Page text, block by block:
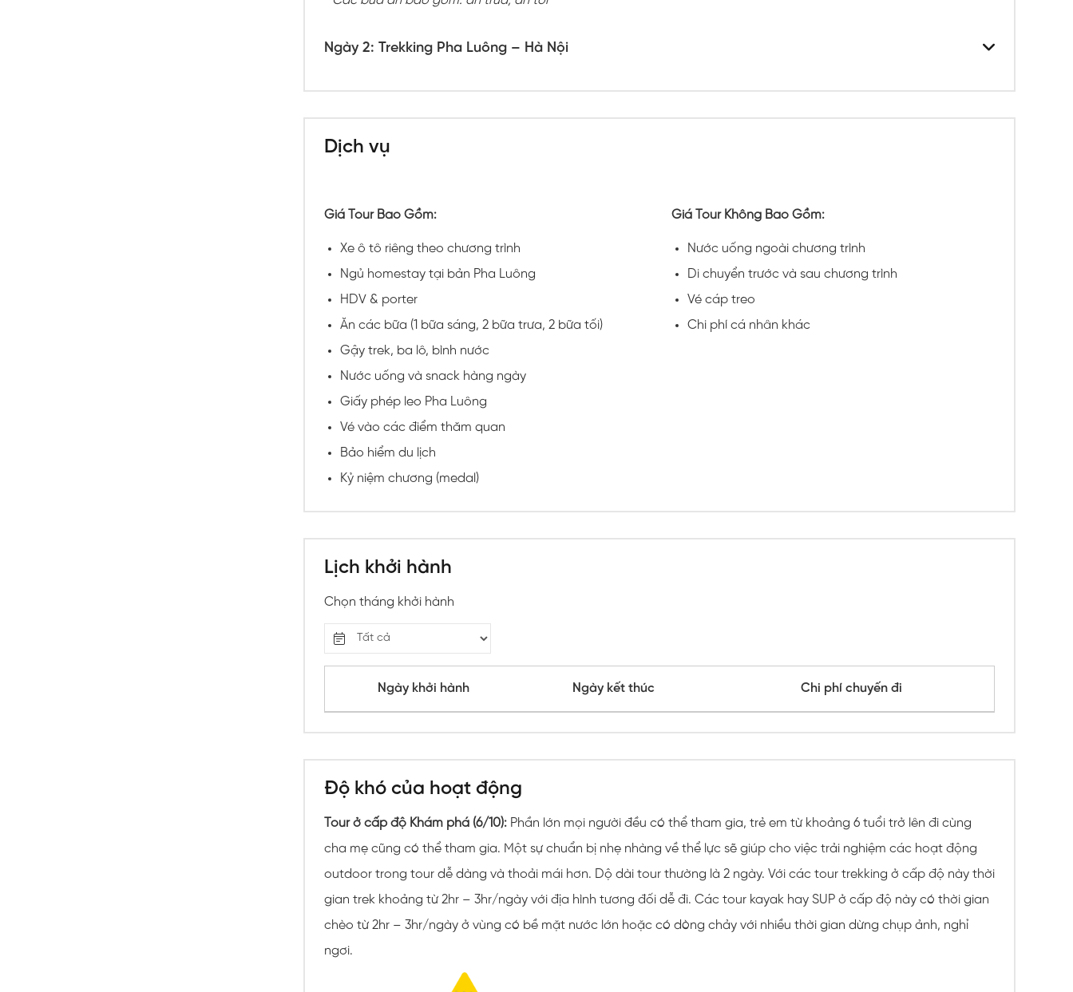
Ngày 2: Trekking Pha Luông – Hà Nội
Dịch vụ
Giá Tour Bao Gồm:
Xe ô tô riêng theo chương trình
Ngủ homestay tại bản Pha Luông
HDV & porter
Ăn các bữa (1 bữa sáng, 2 bữa trưa, 2 bữa tối)
Gậy trek, ba lô, bình nước
Nước uống và snack hàng ngày
Giấy phép leo Pha Luông
Vé vào các điểm thăm quan
Bảo hiểm du lịch
Kỷ niệm chương (medal)
Giá Tour Không Bao Gồm:
Nước uống ngoài chương trình
Di chuyển trước và sau chương trình
Vé cáp treo
Chi phí cá nhân khác
Lịch khởi hành
Chọn tháng khởi hành
Ngày khởi hành Ngày kết thúc Chi phí chuyến đi
Độ khó của hoạt động
Tour ở cấp độ Khám phá (6/10):Phần lớn mọi người đều có thể tham gia, trẻ em từ khoảng 6 tuổi trở lên đi cùng
cha mẹ cũng có thể tham gia. Một sự chuẩn bị nhẹ nhàng về thể lực sẽ giúp cho việc trải nghiệm các hoạt động
outdoor trong tour dễ dàng và thoải mái hơn. Dộ dài tour thường là 2 ngày. Với các tour trekking ở cấp độ này thời
gian trek khoảng từ 2hr – 3hr/ngày với địa hình tương đối dễ đi. Các tour kayak hay SUP ở cấp độ này có thời gian
chèo từ 2hr – 3hr/ngày ở vùng có bề mặt nước lớn hoặc có dòng chảy với nhiều thời gian dừng chụp ảnh, nghỉ
ngơi.